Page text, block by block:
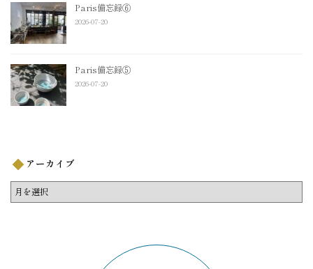
Paris備忘録⑥
2026-07-20
Paris備忘録⑤
2026-07-20
アーカイブ
ア
ー